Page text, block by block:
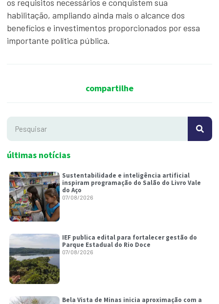
os requisitos necessários e conquistem sua
habilitação, ampliando ainda mais o alcance dos
benefícios e investimentos proporcionados por essa
importante política pública.
compartilhe
últimas notícias
Sustentabilidade e inteligência artificial
inspiram programação do Salão do Livro Vale
do Aço
07/08/2026
IEF publica edital para fortalecer gestão do
Parque Estadual do Rio Doce
07/08/2026
Bela Vista de Minas inicia aproximação com a